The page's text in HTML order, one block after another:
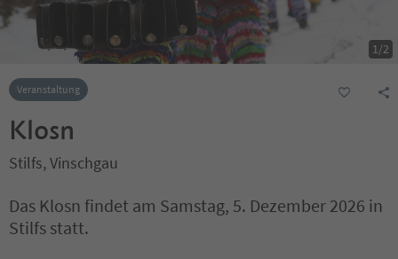
1/2
Veranstaltung
Klosn
Stilfs, Vinschgau
Das Klosn findet am Samstag, 5. Dezember 2026 in
Stilfs statt.